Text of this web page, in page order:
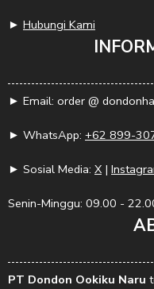
► Hubungi Kami
► Email: order @
► WhatsApp: +62 899-
► Sosial Media: X |
Senin-Minggu: 09.00 -
PT Dondon Ookiku Naru